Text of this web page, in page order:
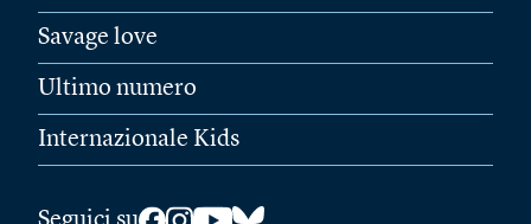
Savage love
Ultimo numero
Internazionale Kids